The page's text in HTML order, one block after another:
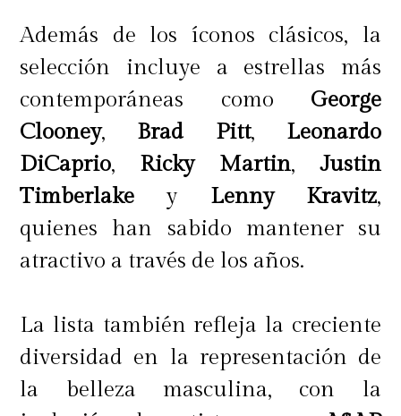
Además de los íconos clásicos, la
selección incluye a estrellas más
contemporáneas como George
Clooney, Brad Pitt, Leonardo
DiCaprio, Ricky Martin, Justin
TimberlakeyLenny Kravitz,
quienes han sabido mantener su
atractivo a través de los años.
La lista también refleja la creciente
diversidad en la representación de
la belleza masculina, con la